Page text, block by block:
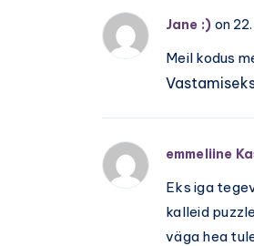
aeg
napib
Jane :) on
Meil kodus
emmeliine
Eks iga
kalleid
väga hea